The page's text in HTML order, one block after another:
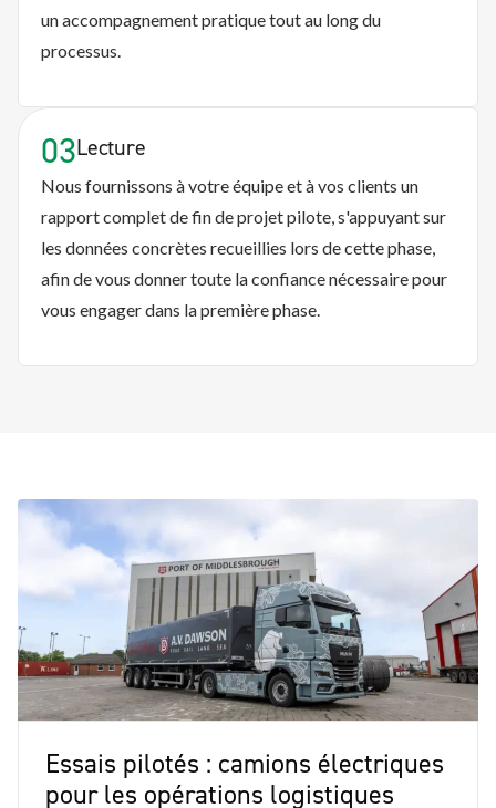
un accompagnement pratique tout au long du
processus.
03Lecture
Nous fournissons à votre équipe et à vos clients un
rapport complet de fin de projet pilote, s'appuyant sur
les données concrètes recueillies lors de cette phase,
afin de vous donner toute la confiance nécessaire pour
vous engager dans la première phase.
Essais pilotés : camions électriques
pour les opérations logistiques